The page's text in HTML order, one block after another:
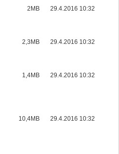
2MB 29.4.2016 10:32
2,3MB 29.4.2016 10:32
1,4MB 29.4.2016 10:32
10,4MB 29.4.2016 10:32